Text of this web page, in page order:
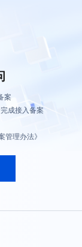
案
成接入备案
管理办法》